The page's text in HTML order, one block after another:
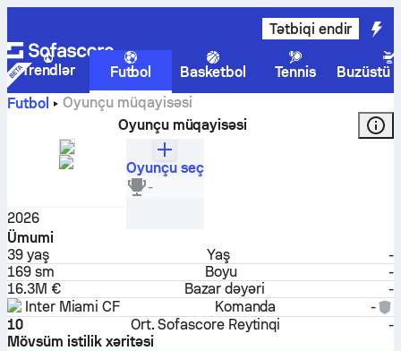
Tətbiqi endir
Trendlər Futbol Basketbol Tennis
Buzüstü
Futbol
Oyunçu müqayisəsi
Oyunçu müqayisəsi
2026
Oyunçu seç
-
Ümumi
39 yaş Yaş
-
169 sm
Boyu
-
16.3M €
Bazar dəyəri
-
Inter Miami CF
Komanda
-
10
Ort. Sofascore Reytinqi
-
Mövsüm istilik xəritəsi